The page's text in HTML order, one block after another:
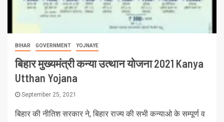
BIHAR GOVERNMENT YOJNAYE
बिहार मुख्यमंत्री कन्या उत्थान योजना 2021 Kanya
Utthan Yojana
September 25, 2021
बिहार की नीतिश सरकार ने, बिहार राज्य की सभी कन्याओ के सम्पूर्ण व